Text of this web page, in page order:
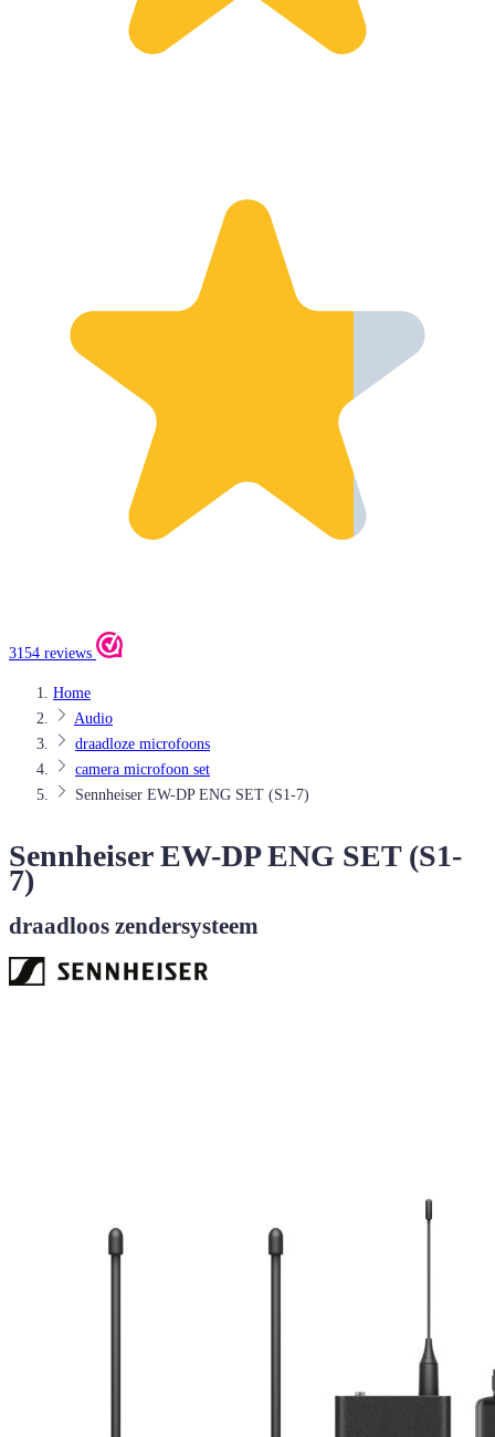
3154 reviews
Home
Audio
draadloze microfoons
camera microfoon set
Sennheiser EW-DP ENG SET (S1-7)
Sennheiser EW-DP ENG SET (S1-
7)
draadloos zendersysteem